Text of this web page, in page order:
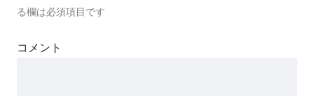
る欄は必須項目です
コメント